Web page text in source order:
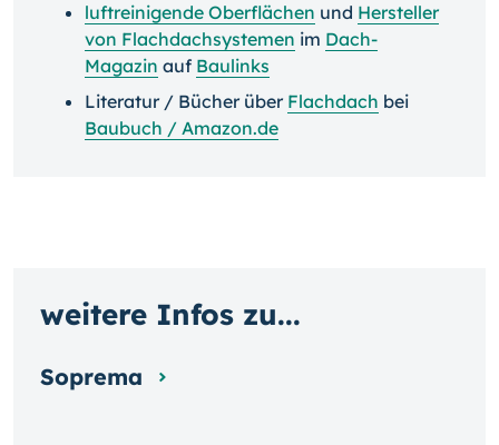
luftreinigende Oberflächen und Hersteller
von Flachdachsystemen im Dach-
Magazin auf Baulinks
Literatur / Bücher über Flachdach bei
Baubuch / Amazon.de
weitere Infos zu...
Soprema